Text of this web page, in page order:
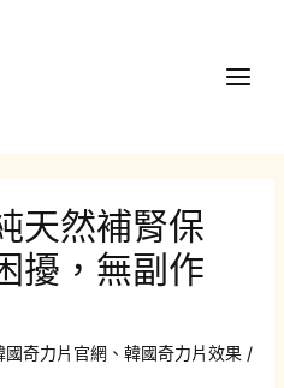
天然補腎保
擾，無副作
國奇力片官網、 韓國奇力片效果/